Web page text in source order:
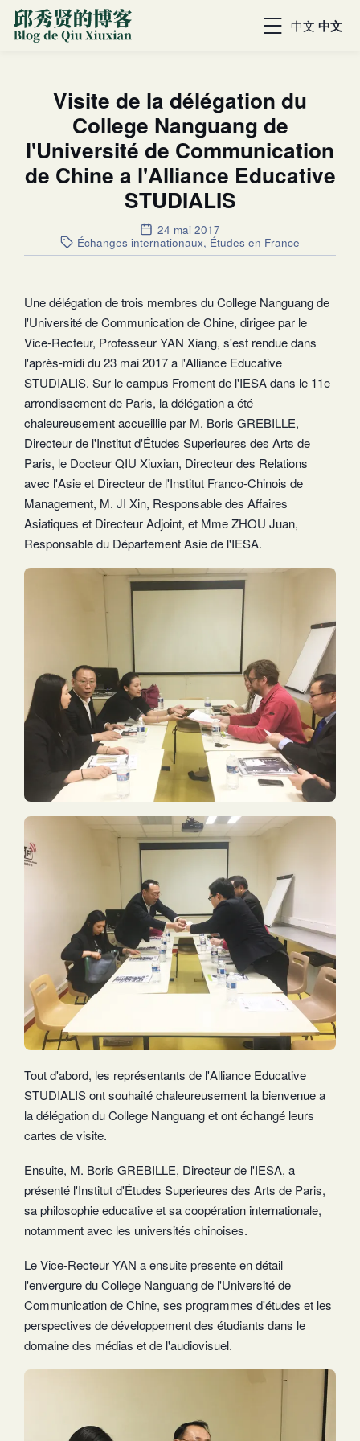
中文 中文
Visite de la délégation du
College Nanguang de
l'Université de Communication
de Chine a l'Alliance Educative
STUDIALIS
24 mai 2017
Échanges internationaux, Études en France
Une délégation de trois membres du College Nanguang de
l'Université de Communication de Chine, dirigee par le
Vice-Recteur, Professeur YAN Xiang, s'est rendue dans
l'après-midi du 23 mai 2017 a l'Alliance Educative
STUDIALIS. Sur le campus Froment de l'IESA dans le 11e
arrondissement de Paris, la délégation a été
chaleureusement accueillie par M. Boris GREBILLE,
Directeur de l'Institut d'Études Superieures des Arts de
Paris, le Docteur QIU Xiuxian, Directeur des Relations
avec l'Asie et Directeur de l'Institut Franco-Chinois de
Management, M. JI Xin, Responsable des Affaires
Asiatiques et Directeur Adjoint, et Mme ZHOU Juan,
Responsable du Département Asie de l'IESA.
Tout d'abord, les représentants de l'Alliance Educative
STUDIALIS ont souhaité chaleureusement la bienvenue a
la délégation du College Nanguang et ont échangé leurs
cartes de visite.
Ensuite, M. Boris GREBILLE, Directeur de l'IESA, a
présenté l'Institut d'Études Superieures des Arts de Paris,
sa philosophie educative et sa coopération internationale,
notamment avec les universités chinoises.
Le Vice-Recteur YAN a ensuite presente en détail
l'envergure du College Nanguang de l'Université de
Communication de Chine, ses programmes d'études et les
perspectives de développement des étudiants dans le
domaine des médias et de l'audiovisuel.